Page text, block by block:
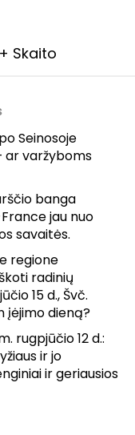
+ Skaito
Seinosoje
ar varžyboms
banga
jau nuo
savaitės.
regione
radinių
15 d., Švč.
įėjimo dieną?
rugpjūčio 12 d.:
ir jo
ir geriausios